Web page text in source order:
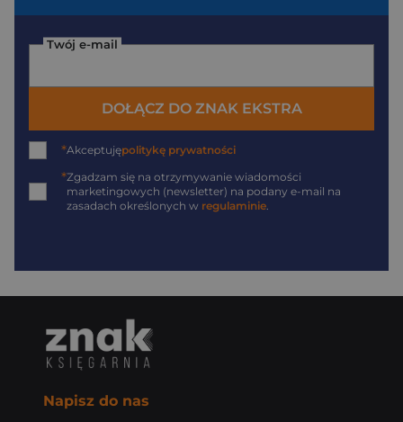
Twój e-mail
DOŁĄCZ DO ZNAK EKSTRA
*Akceptujępolitykę prywatności
*Zgadzam się na otrzymywanie wiadomości
marketingowych (newsletter) na podany e-mail na
zasadach określonych w regulaminie
Napisz do nas